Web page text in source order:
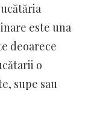
este una
deoarece
o
supe sau